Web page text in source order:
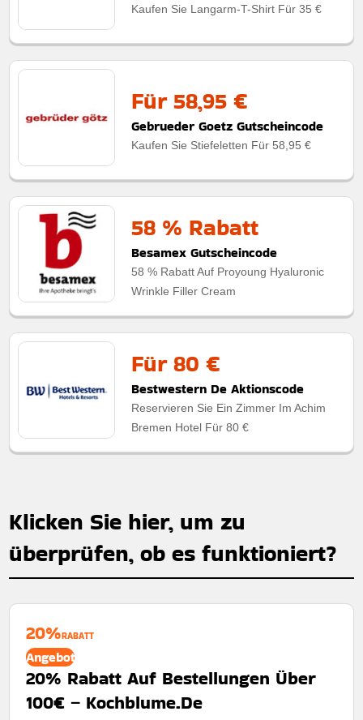
Kaufen Sie Langarm-T-Shirt Für 35 €
Für 58,95 €
Gebrueder Goetz Gutscheincode
Kaufen Sie Stiefeletten Für 58,95 €
58 % Rabatt
Besamex Gutscheincode
58 % Rabatt Auf Proyoung Hyaluronic
Wrinkle Filler Cream
Für 80 €
Bestwestern De Aktionscode
Reservieren Sie Ein Zimmer Im Achim
Bremen Hotel Für 80 €
Klicken Sie hier, um zu
überprüfen, ob es funktioniert?
20%RABATT
Angebot
20% Rabatt Auf Bestellungen Über
100€ – Kochblume.De